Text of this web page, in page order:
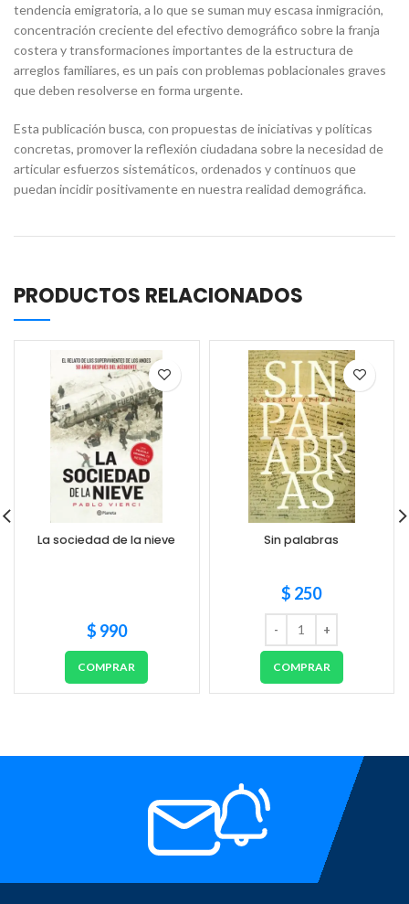
tendencia emigratoria, a lo que se suman muy escasa inmigración,
concentración creciente del efectivo demográfico sobre la franja
costera y transformaciones importantes de la estructura de
arreglos familiares, es un pais con problemas poblacionales graves
que deben resolverse en forma urgente.
Esta publicación busca, con propuestas de iniciativas y políticas
concretas, promover la reflexión ciudadana sobre la necesidad de
articular esfuerzos sistemáticos, ordenados y continuos que
puedan incidir positivamente en nuestra realidad demográfica.
PRODUCTOS RELACIONADOS
La sociedad de la nieve
$ 990
COMPRAR
Sin palabras
$ 250
COMPRAR